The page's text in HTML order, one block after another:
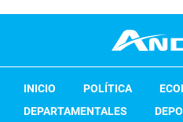
INICIO POLÍTICA
DEPARTAMENTALES